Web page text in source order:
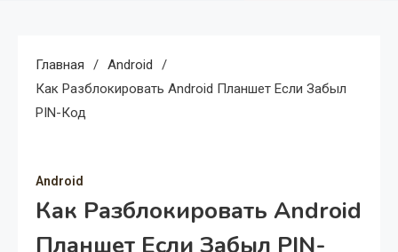
Главная
Android
Как Разблокировать Android Планшет Если Забыл
PIN-Код
Android
Как Разблокировать Android
Планшет Если Забыл PIN-